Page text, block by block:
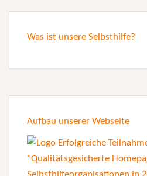
Was ist unsere Selbsthilfe?
Aufbau unserer Webseite